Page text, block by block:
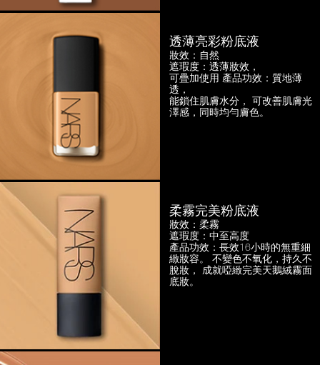
透薄亮彩粉底液
妝效：自然
遮瑕度：透薄妝效，
可疊加使用 產品功效：質地薄
透，
能鎖住肌膚水分， 可改善肌膚光
澤感， 同時均勻膚色。
柔霧完美粉底液
妝效：柔霧
遮瑕度：中至高度
產品功效：長效16小時的無重細
緻妝容。
不變色不氧化，持久不
脫妝，
成就啞緻完美天鵝絨霧面
底妝。